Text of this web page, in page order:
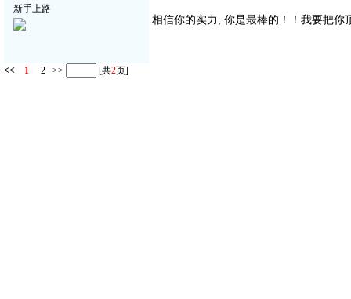
新手上路
相信你的实力, 你是最棒的！！我要把你
<< 1 2 >> [共2页]